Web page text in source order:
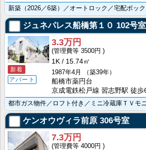
ジュネパレス船橋第１０ 102号室
新着
アパート
3.3万円
3500円
1K
15.74㎡
1987年4月
（築39年）
船橋市薬円台
京成電鉄松戸線 習志野駅 徒歩
ケンオウヴィラ前原 306号室
7.3万円
4000円